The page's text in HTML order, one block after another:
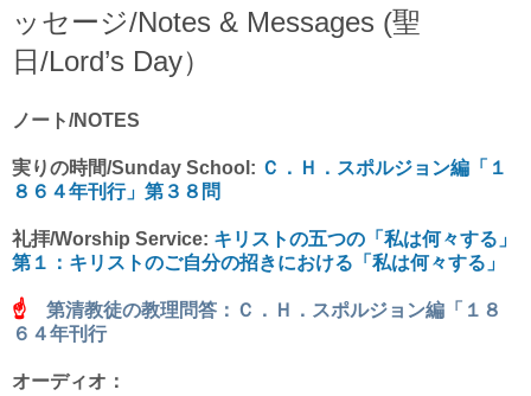
ッセージ/Notes & Messages (聖
日/Lord’s Day）
ノート/NOTES
実りの時間/Sunday School: Ｃ．Ｈ．スポルジョン編「１
８６４年刊行」第３８問
礼拝/Worship Service: キリストの五つの「私は何々する」
第１：キリストのご自分の招きにおける「私は何々する」
☝
第清教徒の教理問答：Ｃ．Ｈ．スポルジョン編「１８
６４年刊行
オーディオ：